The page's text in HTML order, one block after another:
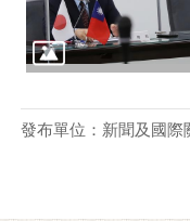
發布單位：新聞及國際